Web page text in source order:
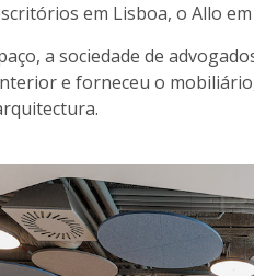
em Lisboa, o Allo
a sociedade de
e forneceu o